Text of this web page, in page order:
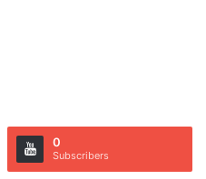
0
Subscribers